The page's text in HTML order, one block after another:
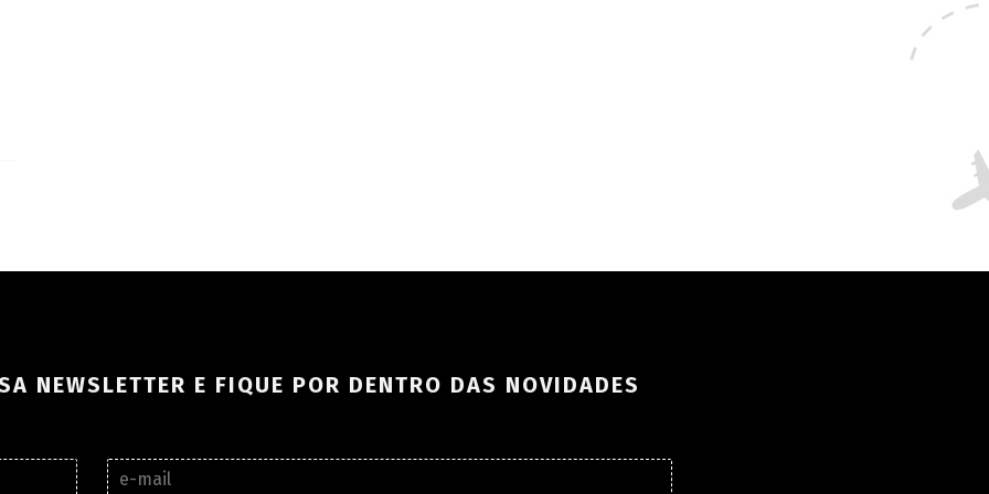
NEWSLETTER E FIQUE POR DENTRO DAS NOVIDADES
E